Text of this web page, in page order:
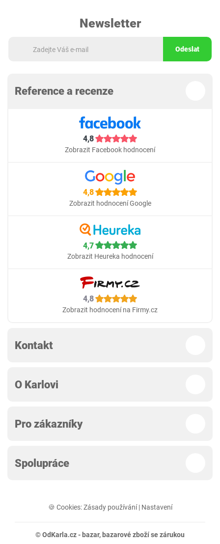
Newsletter
Odeslat
Reference a recenze
4,8
Zobrazit Facebook hodnocení
4,8
Zobrazit hodnocení Google
4,7
Zobrazit Heureka hodnocení
4,8
Zobrazit hodnocení na Firmy.cz
Kontakt
O Karlovi
Pro zákazníky
Spolupráce
🍪 Cookies:Zásady používání| Nastavení
© OdKarla.cz - bazar, bazarové zboží se zárukou